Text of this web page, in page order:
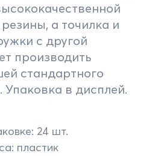
а точилка и
с другой
производить
стандартного
в дисплей.
24 шт.
пластик